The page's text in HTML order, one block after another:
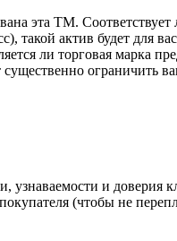
эта ТМ. Соответствует
такой актив будет для
ли торговая марка
ограничить
узнаваемости и доверия
(чтобы не